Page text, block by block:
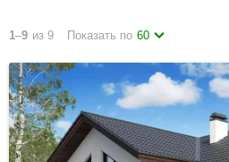
1–9 из 9 Показать по 60